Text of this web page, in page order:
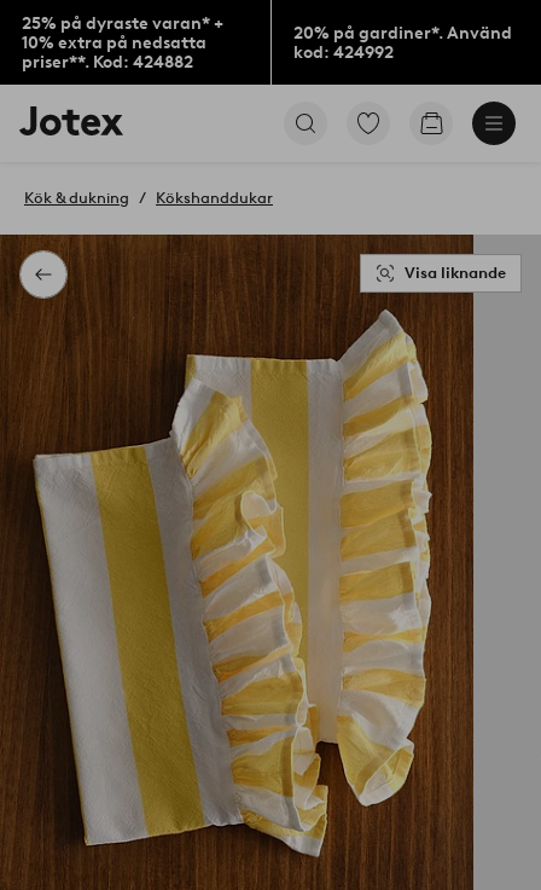
25% på dyraste varan* +
10% extra på nedsatta
priser**. Kod: 424882
20% på gardiner*. Använd
kod: 424992
Jotex
logotyp
till
Gå
Gå
Tillbaka
Kök & dukning Kökshanddukar
Visa liknande